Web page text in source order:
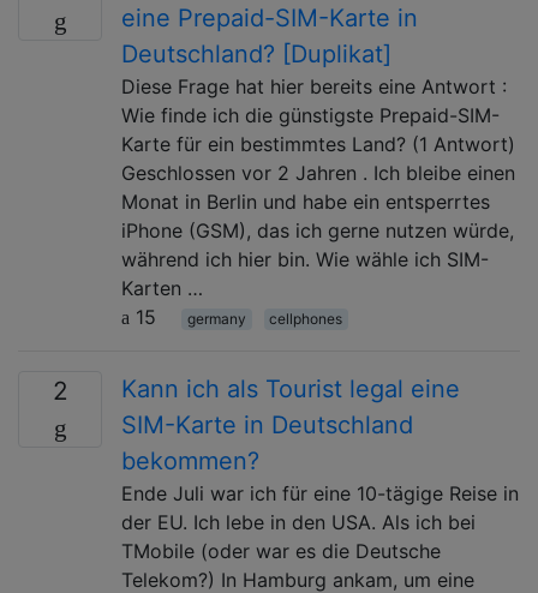
eine Prepaid-SIM-Karte in
Deutschland? [Duplikat]
Diese Frage hat hier bereits eine Antwort :
Wie finde ich die günstigste Prepaid-SIM-
Karte für ein bestimmtes Land? (1 Antwort)
Geschlossen vor 2 Jahren . Ich bleibe einen
Monat in Berlin und habe ein entsperrtes
iPhone (GSM), das ich gerne nutzen würde,
während ich hier bin. Wie wähle ich SIM-
Karten …
15
germany cellphones
2
Kann ich als Tourist legal eine
SIM-Karte in Deutschland
bekommen?
Ende Juli war ich für eine 10-tägige Reise in
der EU. Ich lebe in den USA. Als ich bei
TMobile (oder war es die Deutsche
Telekom?) In Hamburg ankam, um eine